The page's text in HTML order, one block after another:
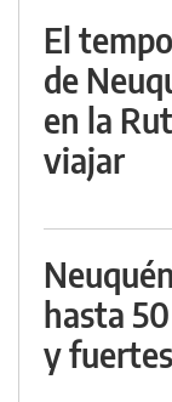
El
de
en la
viajar
hasta
y